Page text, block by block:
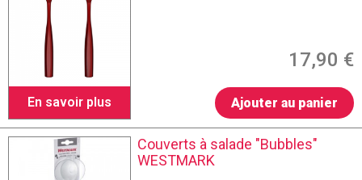
En savoir plus
17,90 €
Ajouter au panier
Couverts à salade "Bubbles"
WESTMARK